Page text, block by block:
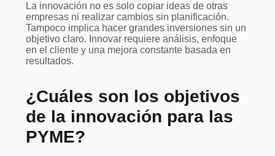
La innovación no es solo copiar ideas de otras
empresas ni realizar cambios sin planificación.
Tampoco implica hacer grandes inversiones sin un
objetivo claro. Innovar requiere análisis, enfoque
en el cliente y una mejora constante basada en
resultados.
¿Cuáles son los objetivos
de la innovación para las
PYME?